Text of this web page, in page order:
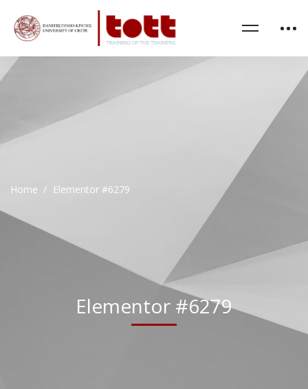
Home Elementor #6279
Elementor #6279